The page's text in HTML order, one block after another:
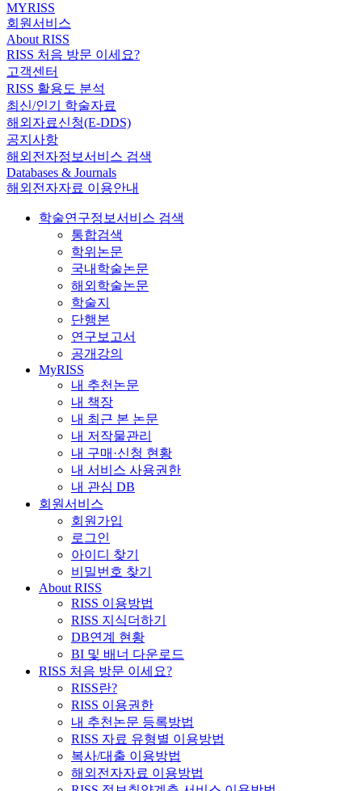
MYRISS
회원서비스
About RISS
RISS 처음 방문 이세요?
고객센터
RISS 활용도 분석
최신/인기 학술자료
해외자료신청(E-DDS)
공지사항
해외전자정보서비스 검색
Databases & Journals
해외전자자료 이용안내
학술연구정보서비스 검색
통합검색
학위논문
국내학술논문
해외학술논문
학술지
단행본
연구보고서
공개강의
MyRISS
내 추천논문
내 책장
내 최근 본 논문
내 저작물관리
내 구매·신청 현황
내 서비스 사용권한
내 관심 DB
회원서비스
회원가입
로그인
아이디 찾기
비밀번호 찾기
About RISS
RISS 이용방법
RISS 지식더하기
DB연계 현황
BI 및 배너 다운로드
RISS 처음 방문 이세요?
RISS란?
RISS 이용권한
내 추천논문 등록방법
RISS 자료 유형별 이용방법
복사/대출 이용방법
해외전자자료 이용방법